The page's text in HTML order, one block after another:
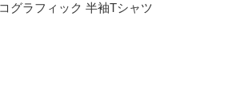
グラフィック 半袖Tシャツ